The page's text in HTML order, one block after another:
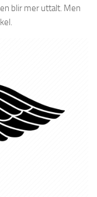
blir mer uttalt. Men